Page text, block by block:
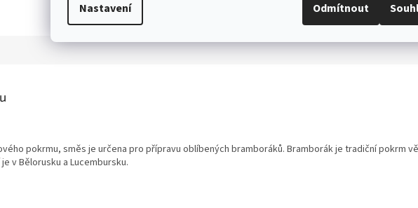
Nastavení Odmítnout
pokrmu, směs je určena pro přípravu oblíbených bramboráků. Bramborák je tradiční pokrm
v Bělorusku a Lucembursku.